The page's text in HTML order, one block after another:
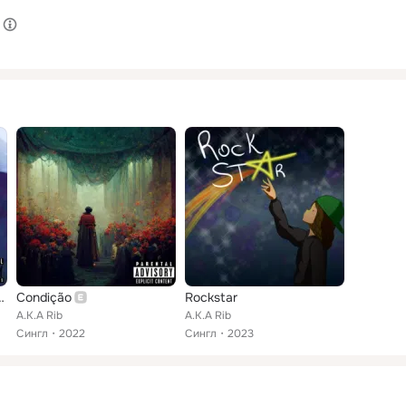
Já Amei Condição
A.K.A Rib
Сингл
2022
Rockstar
A.K.A Rib
Сингл
2023